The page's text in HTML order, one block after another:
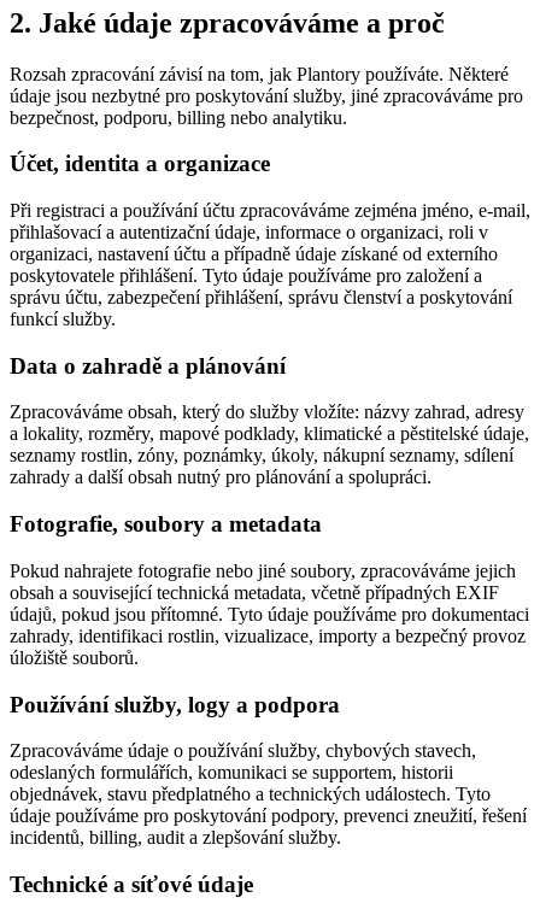
2. Jaké údaje zpracováváme a proč
Rozsah zpracování závisí na tom, jak Plantory používáte. Některé
údaje jsou nezbytné pro poskytování služby, jiné zpracováváme pro
bezpečnost, podporu, billing nebo analytiku.
Účet, identita a organizace
Při registraci a používání účtu zpracováváme zejména jméno, e-mail,
přihlašovací a autentizační údaje, informace o organizaci, roli v
organizaci, nastavení účtu a případně údaje získané od externího
poskytovatele přihlášení. Tyto údaje používáme pro založení a
správu účtu, zabezpečení přihlášení, správu členství a poskytování
funkcí služby.
Data o zahradě a plánování
Zpracováváme obsah, který do služby vložíte: názvy zahrad, adresy
a lokality, rozměry, mapové podklady, klimatické a pěstitelské údaje,
seznamy rostlin, zóny, poznámky, úkoly, nákupní seznamy, sdílení
zahrady a další obsah nutný pro plánování a spolupráci.
Fotografie, soubory a metadata
Pokud nahrajete fotografie nebo jiné soubory, zpracováváme jejich
obsah a související technická metadata, včetně případných EXIF
údajů, pokud jsou přítomné. Tyto údaje používáme pro dokumentaci
zahrady, identifikaci rostlin, vizualizace, importy a bezpečný provoz
úložiště souborů.
Používání služby, logy a podpora
Zpracováváme údaje o používání služby, chybových stavech,
odeslaných formulářích, komunikaci se supportem, historii
objednávek, stavu předplatného a technických událostech. Tyto
údaje používáme pro poskytování podpory, prevenci zneužití, řešení
incidentů, billing, audit a zlepšování služby.
Technické a síťové údaje